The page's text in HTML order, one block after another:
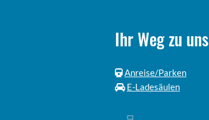
Ihr Weg zu uns
Anreise/Parken
E-Ladesäulen